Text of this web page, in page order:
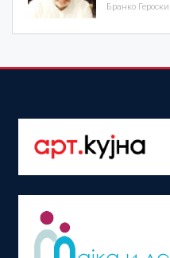
Бранко Героски